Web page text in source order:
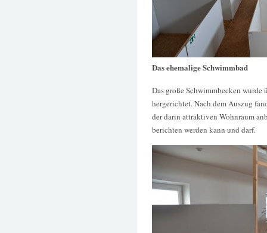
Das ehemalige Schwimmbad
Das große Schwimmbecken
hergerichtet. Nach dem Auszug
der darin attraktiven Wohnraum
berichten werden kann und darf.